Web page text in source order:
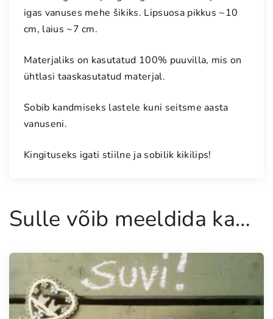
igas vanuses mehe šikiks. Lipsuosa pikkus ~10
cm, laius ~7 cm.
Materjaliks on kasutatud 100% puuvilla, mis on
ühtlasi taaskasutatud materjal.
Sobib kandmiseks lastele kuni seitsme aasta
vanuseni.
Kingituseks igati stiilne ja sobilik kikilips!
Sulle võib meeldida ka…